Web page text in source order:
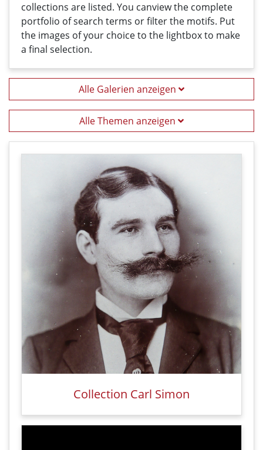
collections are listed. You canview the complete
portfolio ofsearch terms or filterthe motifs. Put
the images of your choiceto the lightboxto make
a final selection.
Alle Galerien anzeigen
Alle Themen anzeigen
Collection Carl Simon